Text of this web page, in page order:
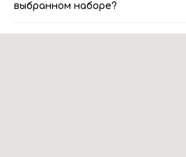
выбранном наборе?